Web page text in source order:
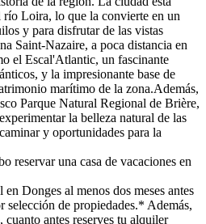
río Loira, lo que la convierte en un
y para disfrutar de las vistas
Saint-Nazaire, a poca distancia en
el Escal'Atlantic, un fascinante
y la impresionante base de
marítimo de la zona.Además,
Parque Natural Regional de Brière,
la belleza natural de las
y oportunidades para la
reservar una casa de vacaciones en
Donges al menos dos meses antes
selección de propiedades.* Además,
cuanto antes reserves tu alquiler